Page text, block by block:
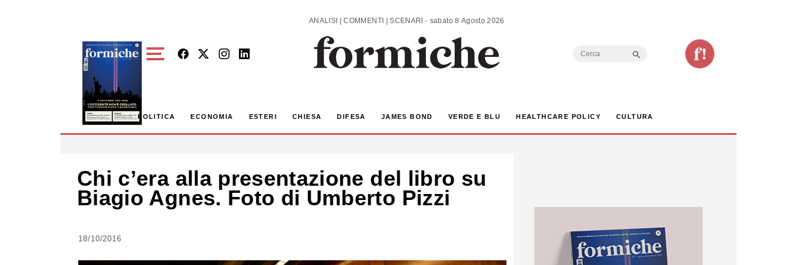
ANALISI | COMMENTI | SCENARI - sabato 8 Agosto 2026
Search
POLITICA ECONOMIA ESTERI CHIESA DIFESA JAMES BOND VERDE E BLU HEALTHCARE POLICY CULTURA
Chi c’era alla presentazione del libro su
Biagio Agnes. Foto di Umberto Pizzi
18/10/2016